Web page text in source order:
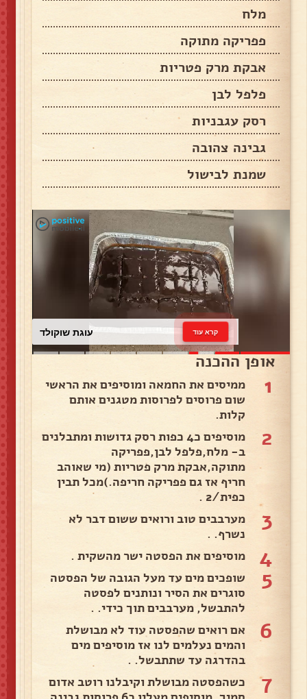
מלח
פפריקה מתוקה
אבקת מרק פטריות
פלפל לבן
רסק עגבניות
גבינה צהובה
שמנת לבישול
עוגת שוקולד קרא עוד
אופן ההכנה
1
ממיסים את החמאה ומוסיפים את הראשי
שום פרוסים לפרוסות מטגנים אותם
קלות.
2
מוסיפים כ4 כפות רסק גדושות ומתבלנים
ב- מלח,פלפל לבן,פפריקה
מתוקה,אבקת מרק פטריות (מי שאוהב
חריף אז גם פפריקה חריפה.)מכל תבין
כפית/2 .
3
מערבבים טוב ורואים ששום דבר לא
נשרף. .
4 מוסיפים את הפסטה ישר מהשקית .
5
שופכים מים עד מעל הגובה של הפסטה
סוגרים את הסיר ונותנים לפסטה
להתבשל, מערבבים תוך כידי. .
6
אם רואים שהפסטה עוד לא מבושלת
והמים נעלמים לנו אז מוסיפים מים
בהדרגה עד שתתבשל. .
7
כשהפסטה מבושלת וקיבלנו רוטב אדום